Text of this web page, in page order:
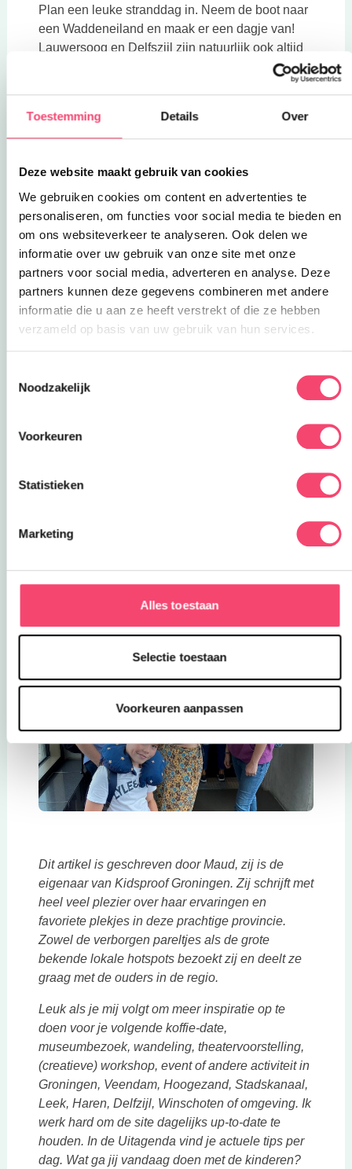
Toestemming Details Over
Deze website maakt gebruik van cookies
We gebruiken cookies om content en advertenties te
personaliseren, om functies voor social media te bieden en
om ons websiteverkeer te analyseren. Ook delen we
informatie over uw gebruik van onze site met onze
partners voor social media, adverteren en analyse. Deze
partners kunnen deze gegevens combineren met andere
informatie die u aan ze heeft verstrekt of die ze hebben
verzameld op basis van uw gebruik van hun services.
Noodzakelijk
Voorkeuren
Statistieken
Marketing
Alles toestaan
Selectie toestaan
Voorkeuren aanpassen
Plan een leuke stranddag in. Neem de boot naar
een Waddeneiland en maak er een dagje van!
Lauwersoog en Delfszijl zijn natuurlijk ook altijd
Andere dingen die eenvoudig te organiseren zijn:
mee
spellen die voor een groot deel afhankelijk zijn
van geluk en niet zozeer voor strategische
spellen)
gezinnen
heel veel blogs over schrijven of tips voor delen.
Ben benieuwd of jullie dit leuk zouden vinden. Je
mag me altijd mailenmaud@kidsproof.nl
Dit artikel is geschreven door Maud, zij is de
eigenaar van Kidsproof Groningen. Zij schrijft met
heel veel plezier over haar ervaringen en
favoriete plekjes in deze prachtige provincie.
Zowel de verborgen pareltjes als de grote
bekende lokale hotspots bezoekt zij en deelt ze
graag met de ouders in de regio.
Leuk als je mij volgt om meer inspiratie op te
doen voor je volgende koffie-date,
museumbezoek, wandeling, theatervoorstelling,
(creatieve) workshop, event of andere activiteit in
Groningen, Veendam, Hoogezand, Stadskanaal,
Leek, Haren, Delfzijl, Winschoten of omgeving. Ik
werk hard om de site dagelijks up-to-date te
houden. In de Uitagenda vind je actuele tips per
dag. Wat ga jij vandaag doen met de kinderen?